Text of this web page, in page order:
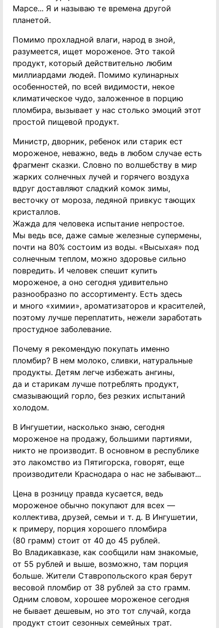
Марсе... Я и называю те времена другой
планетой.
Помимо прохладной влаги, народ в зной,
разумеется, ищет мороженое. Это такой
продукт, который действительно любим
миллиардами людей. Помимо кулинарных
особенностей, по всей видимости, некое
климатическое чудо, заложенное в порцию
пломбира, вызывает у нас столько эмоций этот
простой пищевой продукт.
Министр, дворник, ребенок или старик ест
мороженое, неважно, ведь в любом случае есть
фрагмент сказки. Словно по волшебству в мир
жарких солнечных лучей и горячего воздуха
вдруг доставляют сладкий комок зимы,
весточку от мороза, ледяной привкус тающих
кристаллов.
Жажда для человека испытание непростое.
Мы ведь все, даже самые железные супермены,
почти на 80% состоим из воды. «Высыхая» под
солнечным теплом, можно здоровье сильно
повредить. И человек спешит купить
мороженое, а оно сегодня удивительно
разнообразно по ассортименту. Есть здесь
и много «химии», ароматизаторов и красителей,
поэтому лучше переплатить, нежели заработать
простудное заболевание.
Почему я рекомендую покупать именно
пломбир? В нем молоко, сливки, натуральные
продукты. Детям легче избежать ангины,
да и старикам лучше потреблять продукт,
смазывающий горло, без резких испытаний
холодом.
В Ингушетии, насколько знаю, сегодня
мороженое на продажу, большими партиями,
никто не производит. В основном в республике
это лакомство из Пятигорска, говорят, еще
производители Краснодара о нас не забывают...
Цена в розницу правда кусается, ведь
мороженое обычно покупают для всех —
коллектива, друзей, семьи и т. д. В Ингушетии,
к примеру, порция хорошего пломбира
(80 грамм) стоит от 40 до 45 рублей.
Во Владикавказе, как сообщили нам знакомые,
от 55 рублей и выше, возможно, там порция
больше. Жители Ставропольского края берут
весовой пломбир от 38 рублей за сто грамм.
Одним словом, хорошее мороженое сегодня
не бывает дешевым, но это тот случай, когда
продукт стоит сезонных семейных трат.